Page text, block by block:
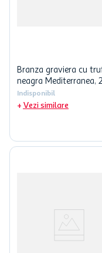
Branza graviera cu
neagra Mediterranea,
Indisponibil
Vezi similare